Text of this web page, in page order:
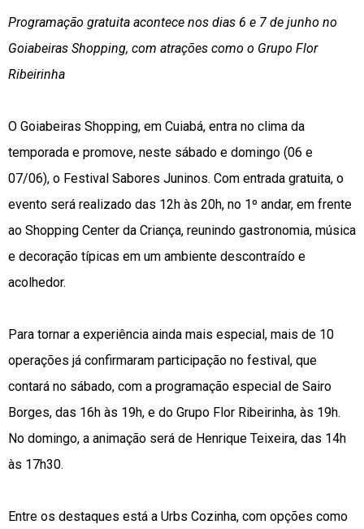
Programação gratuita acontece nos dias 6 e 7 de junho no
Goiabeiras Shopping, com atrações como o Grupo Flor
Ribeirinha
O Goiabeiras Shopping, em Cuiabá, entra no clima da
temporada e promove, neste sábado e domingo (06 e
07/06), o Festival Sabores Juninos. Com entrada gratuita, o
evento será realizado das 12h às 20h, no 1º andar, em frente
ao Shopping Center da Criança, reunindo gastronomia, música
e decoração típicas em um ambiente descontraído e
acolhedor.
Para tornar a experiência ainda mais especial, mais de 10
operações já confirmaram participação no festival, que
contará no sábado, com a programação especial de Sairo
Borges, das 16h às 19h, e do Grupo Flor Ribeirinha, às 19h.
No domingo, a animação será de Henrique Teixeira, das 14h
às 17h30.
Entre os destaques está a Urbs Cozinha, com opções como